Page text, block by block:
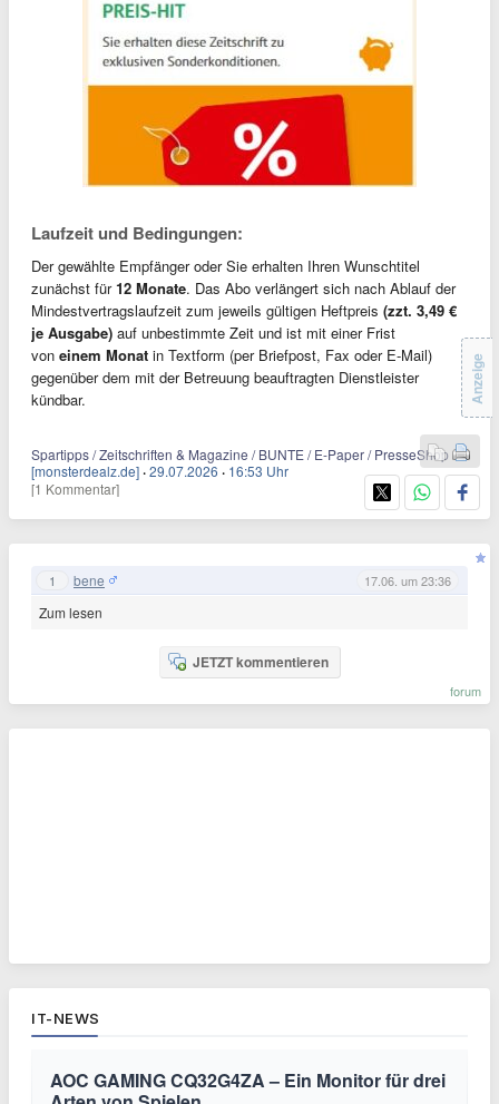
Laufzeit und Bedingungen:
Der gewählte Empfänger oder Sie erhalten Ihren Wunschtitel
zunächst für12 Monate. Das Abo verlängert sich nach Ablauf der
Mindestvertragslaufzeit zum jeweils gültigen Heftpreis (zzt. 3,49 €
je Ausgabe) auf unbestimmte Zeit und ist mit einer Frist
von einem Monat in Textform (per Briefpost, Fax oder E-Mail)
gegenüber dem mit der Betreuung beauftragten Dienstleister
kündbar.
Spartipps / Zeitschriften & Magazine / BUNTE / E-Paper / PresseShop
[monsterdealz.de] ·29.07.2026 · 16:53 Uhr
[1 Kommentar]
Anzeige
1 bene 17.06. um 23:36
Zum lesen
JETZT kommentieren
forum
IT-NEWS
AOC GAMING CQ32G4ZA – Ein Monitor für drei